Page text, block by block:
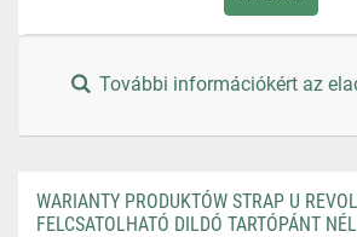
További információkért az
WARIANTY PRODUKTÓW STRAP U
FELCSATOLHATÓ DILDÓ TARTÓPÁNT